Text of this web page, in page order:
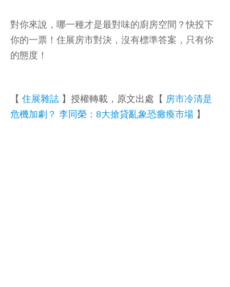
對你來說，哪一種才是最對味的廚房空間？快投下
你的一票！住展房市對決，沒有標準答案，只有你
的態度！
【 住展雜誌 】授權轉載，原文出處【 房市冷清是
危機加劇？ 李同榮：8大搶貸亂象恐癱瘓市場 】